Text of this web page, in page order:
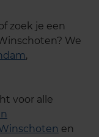
zoek je een
We
,
voor alle
en